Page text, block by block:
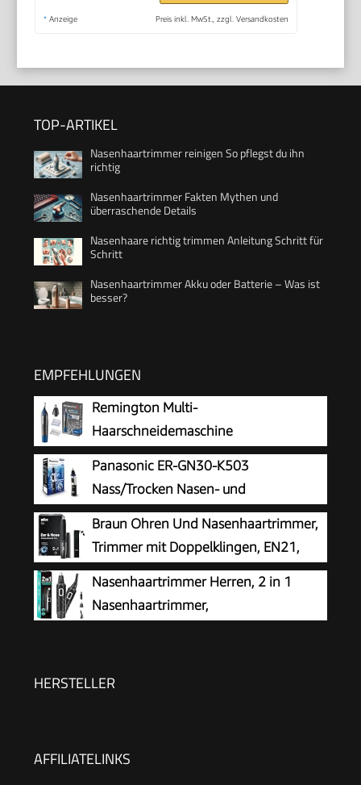
* Anzeige Preis inkl. MwSt., zzgl. Versandkosten
TOP-ARTIKEL
Nasenhaartrimmer reinigen So pflegst du ihn
richtig
Nasenhaartrimmer Fakten Mythen und
überraschende Details
Nasenhaare richtig trimmen Anleitung Schritt für
Schritt
Nasenhaartrimmer Akku oder Batterie – Was ist
besser?
EMPFEHLUNGEN
Remington Multi-
Haarschneidemaschine
[Nasenhaartrimmer,
Ohrenhaartrimmer, Augenbrauenrasierer]
Trimmer mit Auswaschfunktions-Knopf inkl. 3
Aufsteckkämme+Rotationsschneideaufsatz,
NE3850
Panasonic ER-GN30-K503
Nass/Trocken Nasen- und
Ohrhaartrimmer für Männer,
hypoallergene Zweifachklinge, Vortex-
Reinigungssystem, kabellos, Schwarz
Braun Ohren Und Nasenhaartrimmer,
Trimmer mit Doppelklingen, EN21,
Grau
Nasenhaartrimmer Herren, 2 in 1
Nasenhaartrimmer,
Schmerzloser Epilierer, IPX7 Waschbarer
HERSTELLER
AFFILIATELINKS